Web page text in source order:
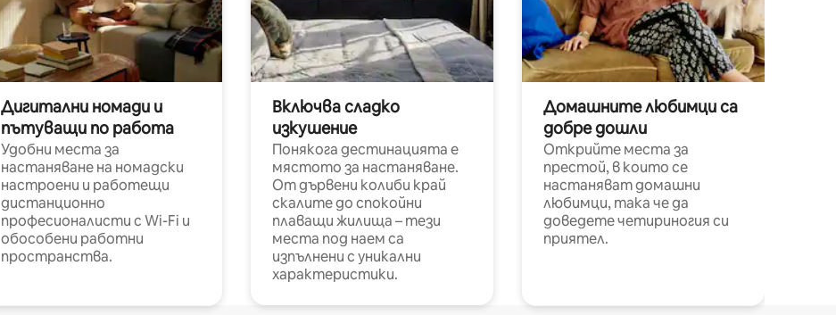
Дигитални номади и
пътуващи по работа
Удобни места за
настаняване на номадски
настроени и работещи
дистанционно
професионалисти с Wi-Fi и
обособени работни
пространства.
Включва сладко
изкушение
Понякога дестинацията е
мястото за настаняване.
От дървени колиби край
скалите до спокойни
плаващи жилища – тези
места под наем са
изпълнени с уникални
характеристики.
Домашните любимци са
добре дошли
Открийте места за
престой, в които се
настаняват домашни
любимци, така че да
доведете четириногия си
приятел.